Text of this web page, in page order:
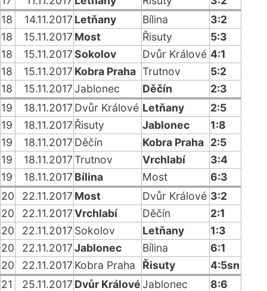
18
14.11.2017 Letňany Bílina
3:2
18
15.11.2017 Most Řisuty
5:3
18
15.11.2017Sokolov Dvůr Králové 4:1
18
15.11.2017 Kobra Praha Trutnov
5:2
18
15.11.2017Jablonec Děčín
2:3
19
18.11.2017 Dvůr Králové Letňany
2:5
19
18.11.2017 Řisuty Jablonec
1:8
19
18.11.2017 Děčín Kobra Praha 2:5
19
18.11.2017Trutnov Vrchlabí
3:4
19
18.11.2017 Bílina Most
6:3
20
22.11.2017 Most Dvůr Králové 3:2
20
22.11.2017Vrchlabí Děčín
2:1
20
22.11.2017 Sokolov Letňany
1:3
20
22.11.2017Jablonec Bílina
6:1
20
22.11.2017 Kobra Praha Řisuty
4:5sn
21
25.11.2017 Dvůr KrálovéJablonec
8:6